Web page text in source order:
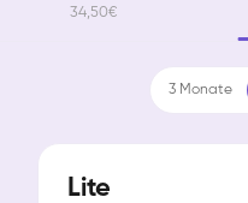
34,50€
3 Monate
Lite